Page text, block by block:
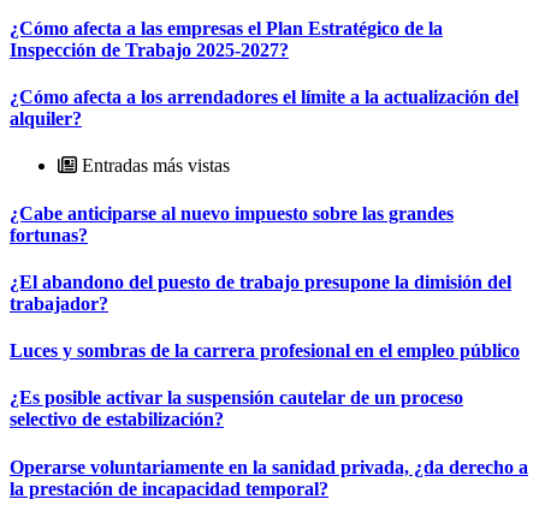
¿Cómo afecta a las empresas el Plan Estratégico de la
Inspección de Trabajo 2025-2027?
¿Cómo afecta a los arrendadores el límite a la actualización del
alquiler?
Entradas más vistas
¿Cabe anticiparse al nuevo impuesto sobre las grandes
fortunas?
¿El abandono del puesto de trabajo presupone la dimisión del
trabajador?
Luces y sombras de la carrera profesional en el empleo público
¿Es posible activar la suspensión cautelar de un proceso
selectivo de estabilización?
Operarse voluntariamente en la sanidad privada, ¿da derecho a
la prestación de incapacidad temporal?